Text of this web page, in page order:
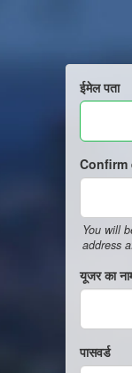
ईमेल पता
Confirm
You will
address
यूजर का
पासवर्ड